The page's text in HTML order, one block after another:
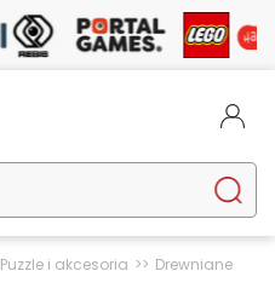
Puzzle i akcesoria Drewniane